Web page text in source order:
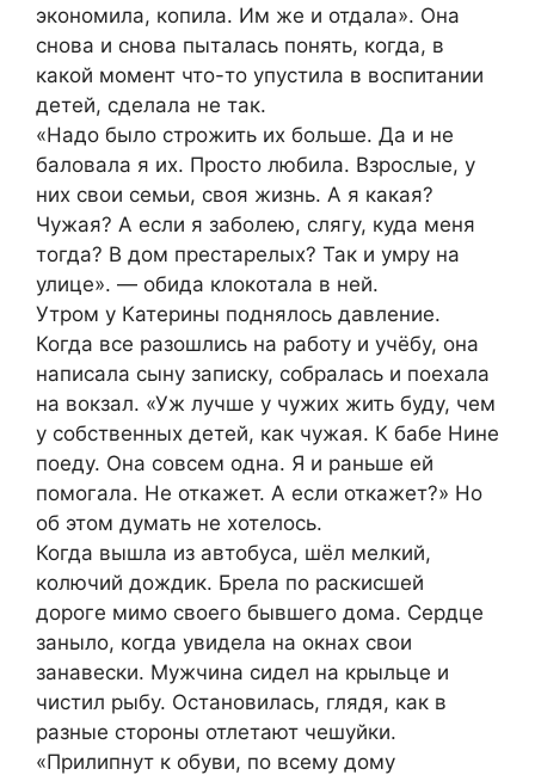
экономила, копила. Им же и отдала». Она
снова и снова пыталась понять, когда, в
какой момент что-то упустила в воспитании
детей, сделала не так.
«Надо было строжить их больше. Да и не
баловала я их. Просто любила. Взрослые, у
них свои семьи, своя жизнь. А я какая?
Чужая? А если я заболею, слягу, куда меня
тогда? В дом престарелых? Так и умру на
улице». — обида клокотала в ней.
Утром у Катерины поднялось давление.
Когда все разошлись на работу и учёбу, она
написала сыну записку, собралась и поехала
на вокзал. «Уж лучше у чужих жить буду, чем
у собственных детей, как чужая. К бабе Нине
поеду. Она совсем одна. Я и раньше ей
помогала. Не откажет. А если откажет?» Но
об этом думать не хотелось.
Когда вышла из автобуса, шёл мелкий,
колючий дождик. Брела по раскисшей
дороге мимо своего бывшего дома. Сердце
заныло, когда увидела на окнах свои
занавески. Мужчина сидел на крыльце и
чистил рыбу. Остановилась, глядя, как в
разные стороны отлетают чешуйки.
«Прилипнут к обуви, по всему дому